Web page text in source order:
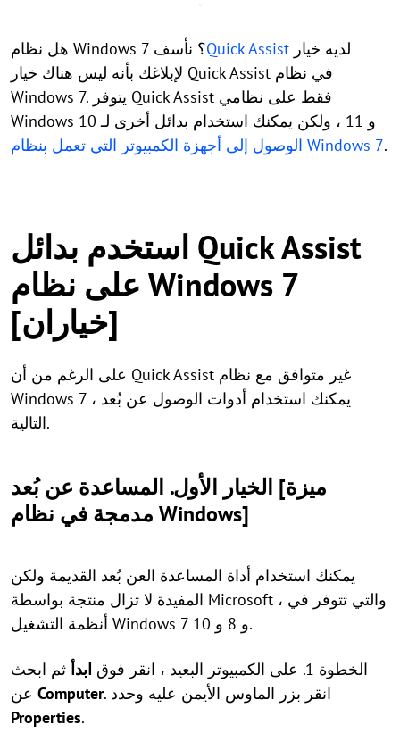
هل نظام Windows 7 لديه خيار Quick Assist؟ نأسف
لإبلاغك بأنه ليس هناك خيار Quick Assist في نظام
Windows 7. يتوفر Quick Assist فقط على نظامي
Windows 10 و 11 ، ولكن يمكنك استخدام بدائل أخرى لـ
الوصول إلى أجهزة الكمبيوتر التي تعمل بنظام Windows 7.
استخدم بدائل Quick Assist
على نظام Windows 7
[خياران]
على الرغم من أن Quick Assist غير متوافق مع نظام
Windows 7 ، يمكنك استخدام أدوات الوصول عن بُعد
التالية.
الخيار الأول. المساعدة عن بُعد [ميزة
مدمجة في نظام Windows]
يمكنك استخدام أداة المساعدة العن بُعد القديمة ولكن
المفيدة لا تزال منتجة بواسطة Microsoft ، والتي تتوفر في
أنظمة التشغيل Windows 7 و 8 و 10.
الخطوة 1. على الكمبيوتر البعيد ، انقر فوق ابدأ ثم ابحث
Computer . انقر بزر الماوس الأيمن عليه وحدد
Properties.